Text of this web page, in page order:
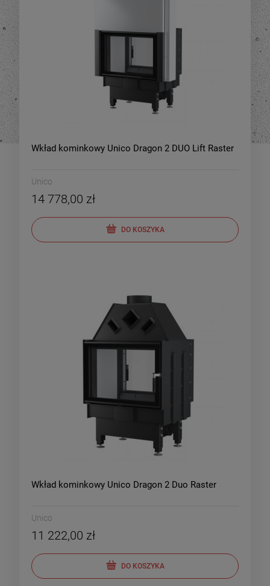
Wkład kominkowy Unico Dragon 2 DUO Lift Raster
Unico
14 778,00 zł
DO KOSZYKA
Wkład kominkowy Unico Dragon 2 Duo Raster
Unico
11 222,00 zł
DO KOSZYKA